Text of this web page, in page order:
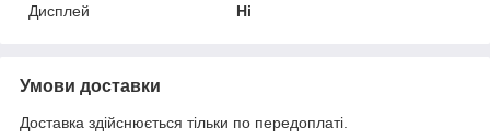
Дисплей
Ні
Умови доставки
Доставка здійснюється тільки по передоплаті.